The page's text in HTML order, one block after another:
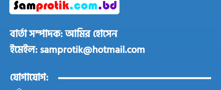
বার্তা সম্পাদক: আমির হোসেন
ইমেইল: samprotik@hotmail.com
যোগাযোগ: